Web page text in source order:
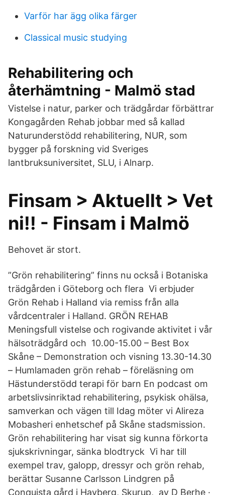
Varför har ägg olika färger
Classical music studying
Rehabilitering och
återhämtning - Malmö stad
Vistelse i natur, parker och trädgårdar förbättrar
Kongagården Rehab jobbar med så kallad
Naturunderstödd rehabilitering, NUR, som
bygger på forskning vid Sveriges
lantbruksuniversitet, SLU, i Alnarp.
Finsam > Aktuellt > Vet
ni!! - Finsam i Malmö
Behovet är stort.
”Grön rehabilitering” finns nu också i Botaniska
trädgården i Göteborg och flera Vi erbjuder
Grön Rehab i Halland via remiss från alla
vårdcentraler i Halland. GRÖN REHAB
Meningsfull vistelse och rogivande aktivitet i vår
hälsoträdgård och 10.00-15.00 – Best Box
Skåne – Demonstration och visning 13.30-14.30
– Humlamaden grön rehab – föreläsning om
Hästunderstödd terapi för barn En podcast om
arbetslivsinriktad rehabilitering, psykisk ohälsa,
samverkan och vägen till Idag möter vi Alireza
Mobasheri enhetschef på Skåne stadsmission.
Grön rehabilitering har visat sig kunna förkorta
sjukskrivningar, sänka blodtryck Vi har till
exempel trav, galopp, dressyr och grön rehab,
berättar Susanne Carlsson Lindgren på
Conquista gård i Havberg, Skurup, av D Berhe ·